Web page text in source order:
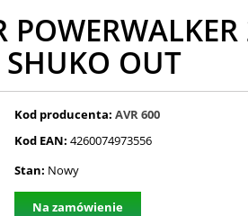
SHUKO OUT
Kod producenta: AVR 600
Kod EAN: 4260074973556
Stan: Nowy
Na zamówienie